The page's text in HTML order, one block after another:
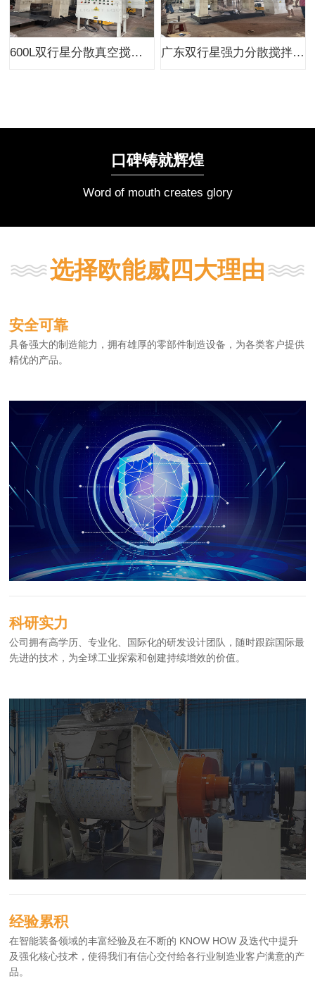
600L双行星分散真空搅拌设备动力混合机 广东双行星强力分散搅拌机厂家价格
口碑铸就辉煌
Word of mouth creates glory
选择欧能威四大理由
安全可靠
具备强大的制造能力，拥有雄厚的零部件制造设备，为各类客户提供
精优的产品。
科研实力
公司拥有高学历、专业化、国际化的研发设计团队，随时跟踪国际最
先进的技术，为全球工业探索和创建持续增效的价值。
经验累积
在智能装备领域的丰富经验及在不断的 KNOW HOW 及迭代中提升
及强化核心技术，使得我们有信心交付给各行业制造业客户满意的产
品。